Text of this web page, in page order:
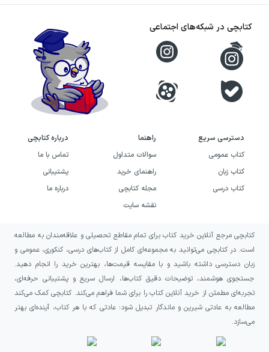
دسترسی سریع
کتاب عمومی
کتاب زبان
کتاب درسی
راهنما
سوالات متداول
راهنمای خرید
مجله کتابچی
نقشه سایت
درباره کتابچی
تماس با ما
پشتیبانی
درباره ما
کتابچی در شبکه‌های اجتماعی
کتابچی مرجع آنلاین خرید کتاب برای تمام مقاطع تحصیلی و علاقه‌مندان به مطالعه
است. در کتابچی می‌توانید به مجموعه‌ای کامل از کتاب‌های درسی، کنکوری، عمومی و
زبان دسترسی داشته باشید و با مقایسه قیمت‌ها، بهترین خرید را انجام دهید.
جستجوی هوشمند، توضیحات دقیق کتاب‌ها، ارسال سریع و پشتیبانی حرفه‌ای،
تجربه‌ای مطمئن از خرید آنلاین کتاب را برای شما فراهم می‌کند. کتابچی کمک می‌کند
مطالعه به عادتی شیرین و ماندگار تبدیل شود؛ عادتی که با هر کتاب، آینده‌ای بهتر
می‌سازد.